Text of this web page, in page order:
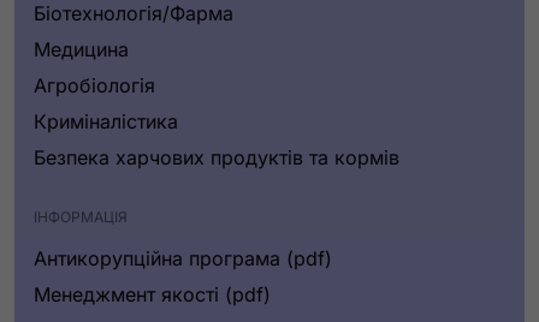
Біотехнологія/Фарма
Медицина
Агробіологія
Криміналістика
Безпека харчових продуктів та кормів
ІНФОРМАЦІЯ
Антикорупційна програма (pdf)
Менеджмент якості (pdf)